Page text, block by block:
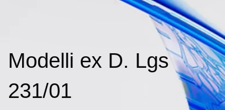
Modelli ex D. Lgs
231/01